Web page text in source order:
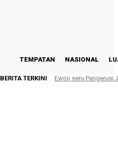
TEMPATAN NASIONAL
BERITA TERKINI Ewon seru Pengerusi